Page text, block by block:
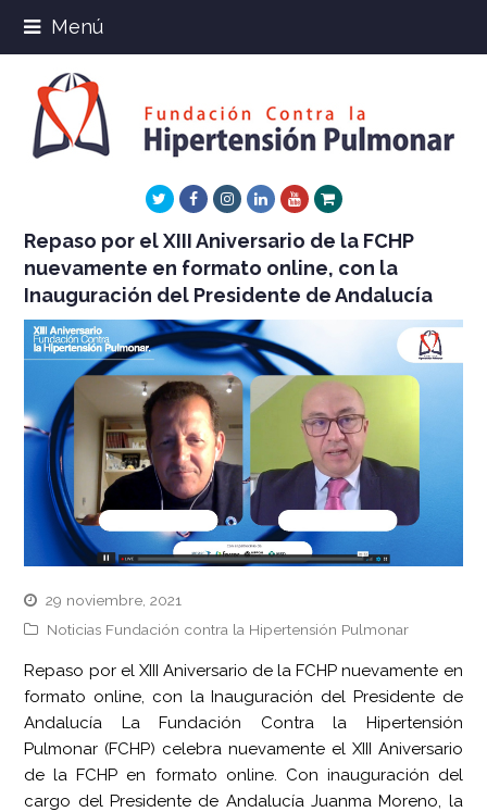
Menú
TwitterFacebookInstagram
LinkedInYoutube
Xing
Repaso por el XIII Aniversario de la FCHP
nuevamente en formato online, con la
Inauguración del Presidente de Andalucía
29 noviembre, 2021
Noticias Fundación contra la Hipertensión Pulmonar
Repaso por el XIII Aniversario de la FCHP nuevamente en
formato online, con la Inauguración del Presidente de
Andalucía La Fundación Contra la Hipertensión
Pulmonar (FCHP) celebra nuevamente el XIII Aniversario
de la FCHP en formato online. Con inauguración del
cargo del Presidente de Andalucía Juanma Moreno, la